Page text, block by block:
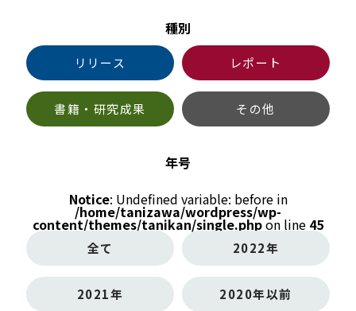
種別
リリース レポート
書籍・研究成果 その他
年号
Notice: Undefined variable: before in
/home/tanizawa/wordpress/wp-
content/themes/tanikan/single.phpon line 45
全て 2022年
2021年 2020年以前